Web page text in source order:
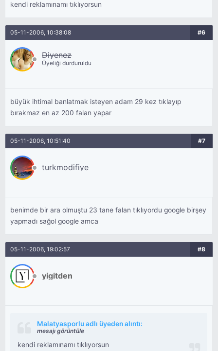
kendi reklamınamı tıklıyorsun
05-11-2006, 10:38:08 #6
Diyenez
Üyeliği durduruldu
büyük ihtimal banlatmak isteyen adam 29 kez tıklayıp
bırakmaz en az 200 falan yapar
05-11-2006, 10:51:40 #7
turkmodifiye
benimde bir ara olmuştu 23 tane falan tıklıyordu google birşey
yapmadı sağol google amca
05-11-2006, 19:02:57 #8
yigitden
Malatyasporlu adlı üyeden alıntı:
mesajı görüntüle
kendi reklamınamı tıklıyorsun